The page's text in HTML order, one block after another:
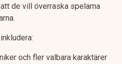
de vill överraska spelarna
och fler valbara karaktärer